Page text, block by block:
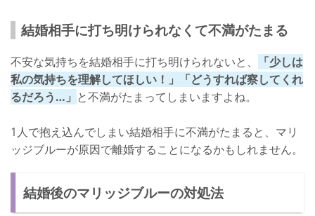
結婚相手に打ち明けられなくて不満がたまる
不安な気持ちを結婚相手に打ち明けられないと、
「少しは
私の気持ちを理解してほしい！」「どうすれば察してくれ
るだろう…」 と不満がたまってしまいますよね。
1人で抱え込んでしまい結婚相手に不満がたまると、マリ
ッジブルーが原因で離婚することになるかもしれません。
結婚後のマリッジブルーの対処法